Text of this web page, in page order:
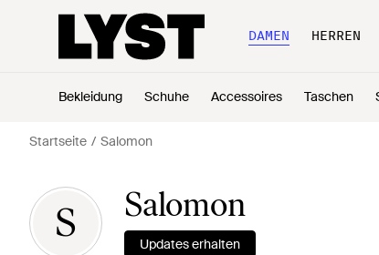
DAMEN HERREN
Bekleidung Schuhe Accessoires Taschen
Startseite Salomon
S Salomon
Updates erhalten